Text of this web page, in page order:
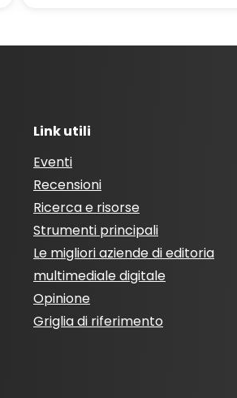
Link utili
Eventi
Recensioni
Ricerca e risorse
Strumenti principali
Le migliori aziende di editoria
multimediale digitale
Opinione
Griglia di riferimento